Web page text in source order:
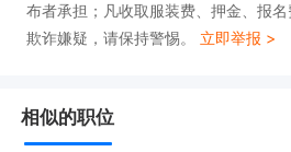
布者承担；凡收取服装费、押金、报
欺诈嫌疑，请保持警惕。 立即举报 >
相似的职位